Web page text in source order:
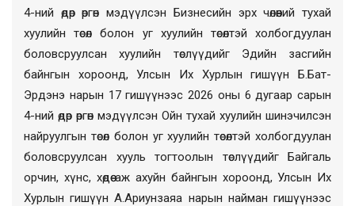
4-ний өдөр өргөн мэдүүлсэн Бизнесийн эрх чөлөөний тухай
хуулийн төсөл болон уг хуулийн төсөлтэй холбогдуулан
боловсруулсан хуулийн төслүүдийг Эдийн засгийн
байнгын хороонд, Улсын Их Хурлын гишүүн Б.Бат-
Эрдэнэ нарын 17 гишүүнээс 2026 оны 6 дугаар сарын
4-ний өдөр өргөн мэдүүлсэн Ойн тухай хуулийн шинэчилсэн
найруулгын төсөл болон уг хуулийн төсөлтэй холбогдуулан
боловсруулсан хууль тогтоолын төслүүдийг Байгаль
орчин, хүнс, хөдөө аж ахуйн байнгын хороонд, Улсын Их
Хурлын гишүүн А.Ариунзаяа нарын найман гишүүнээс